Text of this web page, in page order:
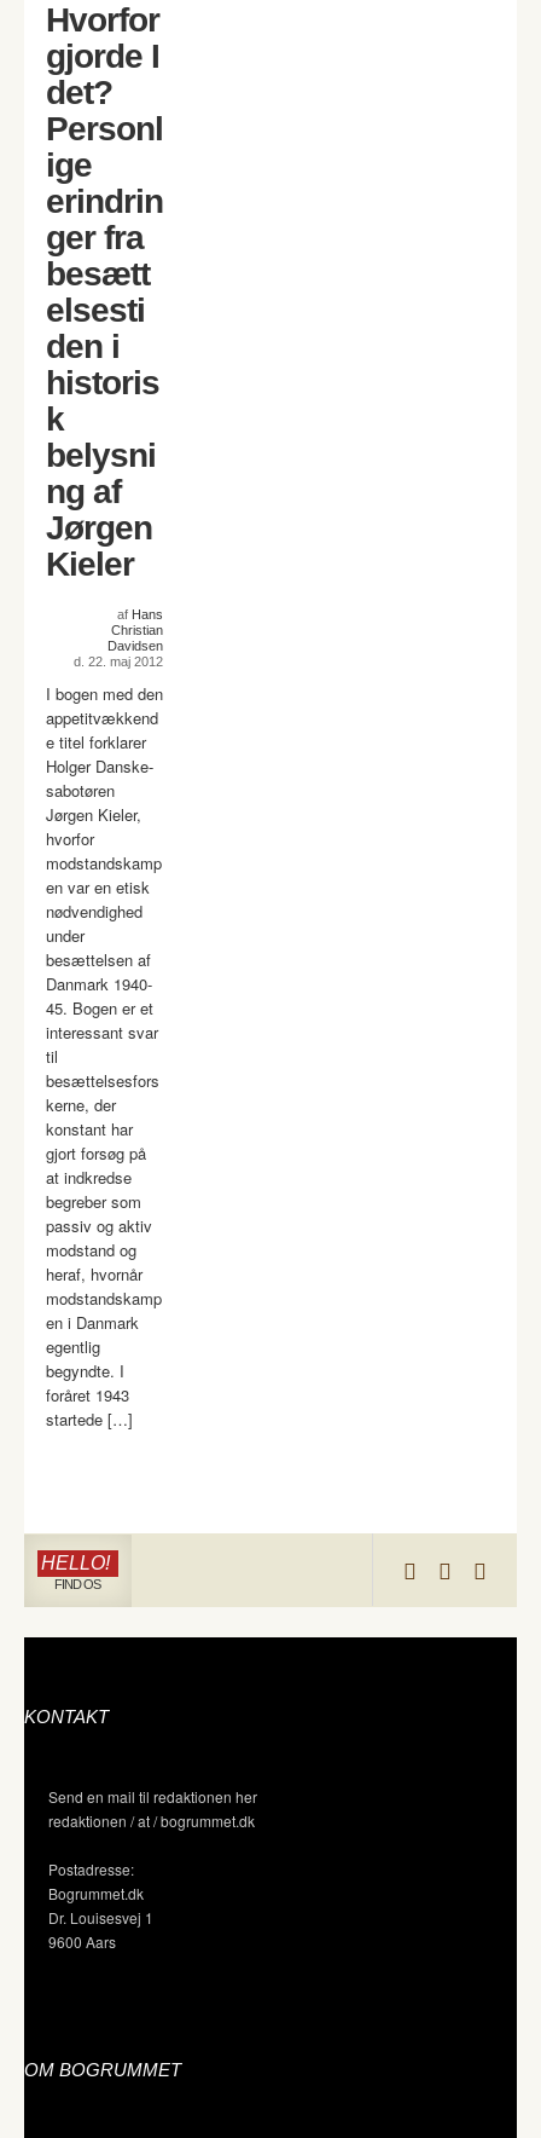
Hvorfor
gjorde I
det?
Personl
ige
erindrin
ger fra
besætt
elsesti
den i
historis
k
belysni
ng af
Jørgen
Kieler
af Hans
Christian
Davidsen
d. 22. maj 2012
I bogen med den
appetitvækkend
e titel forklarer
Holger Danske-
sabotøren
Jørgen Kieler,
hvorfor
modstandskamp
en var en etisk
nødvendighed
under
besættelsen af
Danmark 1940-
45. Bogen er et
interessant svar
til
besættelsesfors
kerne, der
konstant har
gjort forsøg på
at indkredse
begreber som
passiv og aktiv
modstand og
heraf, hvornår
modstandskamp
en i Danmark
egentlig
begyndte. I
foråret 1943
startede […]
HELLO!
FIND OS
KONTAKT
Send en mail til redaktionen her
redaktionen / at / bogrummet.dk
Postadresse:
Bogrummet.dk
Dr. Louisesvej 1
9600 Aars
OM BOGRUMMET